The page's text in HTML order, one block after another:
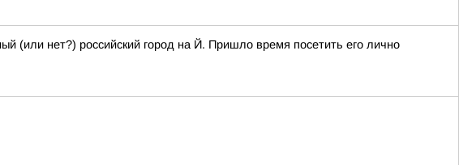
(или нет?) российский город на Й. Пришло время посетить его лично